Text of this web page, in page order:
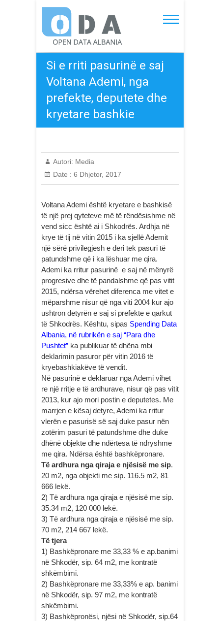
content
Open Data Albania
Si e rriti pasurinë e saj
Voltana Ademi, nga
prefekte, deputete dhe
kryetare bashkie
Autori: Media
Date : 6 Dhjetor, 2017
Voltana Ademi është kryetare e bashkisë
të një prej qyteteve më të rëndësishme në
vend sicc është ai i Shkodrës. Ardhja në
krye të tij në vitin 2015 i ka sjellë Ademit
një sërë privilegjesh e deri tek pasuri të
patundshme që i ka lëshuar me qira.
Ademi ka rritur pasurinë e saj në mënyrë
progresive dhe të pandalshme që pas vitit
2015, ndërsa vërehet diferenca me vitet e
mëparshme nisur që nga viti 2004 kur ajo
ushtron detyrën e saj si prefekte e qarkut
të Shkodrës. Kështu, sipas Spending Data
Albania, në rubrikën e saj “Para dhe
Pushtet” ka publikuar të dhëna mbi
deklarimin pasuror për vitin 2016 të
kryebashkiakëve të vendit.
Në pasurinë e deklaruar nga Ademi vihet
re një rritje e të ardhurave, nisur që pas vitit
2013, kur ajo mori postin e deputetes. Me
marrjen e kësaj detyre, Ademi ka rritur
vlerën e pasurisë së saj duke pasur nën
zotërim pasuri të patundshme dhe duke
dhënë objekte dhe ndërtesa të ndryshme
me qira. Ndërsa është bashkëpronare.
Të ardhura nga qiraja e njësisë me sip.
20 m2, nga objekti me sip. 116.5 m2, 81
666 lekë.
2) Të ardhura nga qiraja e njësisë me sip.
35.34 m2, 120 000 lekë.
3) Të ardhura nga qiraja e njësisë me sip.
70 m2, 214 667 lekë.
Të tjera
1) Bashkëpronare me 33,33 % e ap.banimi
në Shkodër, sip. 64 m2, me kontratë
shkëmbimi.
2) Bashkëpronare me 33,33% e ap. banimi
në Shkodër, sip. 97 m2, me kontratë
shkëmbimi.
3) Bashkëpronësi, njësi në Shkodër, sip.64